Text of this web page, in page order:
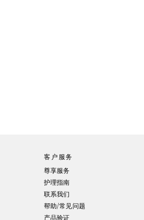
客户服务
尊享服务
护理指南
联系我们
帮助/常见问题
产品验证